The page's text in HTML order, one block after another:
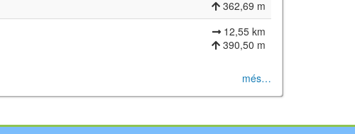
362,69 m
12,55 km
390,50 m
més…